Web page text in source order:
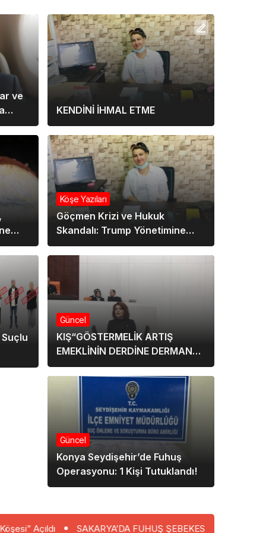
ve
KENDİNİ İHMAL ETME
Köşe Yazıları
Göçmen Krizi ve Hukuk
Skandalı: Trump Yönetimine
Sert Tepkiler
Suçlu
Güncel
KIŞ“GÖSTERMELİK ARTIŞ
EMEKLİNİN DERDİNE DERMAN
OLMADI”
Güncel
Konya Seydişehir’de Fuhuş
Operasyonu: 1 Kişi Tutuklandı!
SAKARYA’DA FUHUŞ ŞEBEKESİNE OPERASYON: 4